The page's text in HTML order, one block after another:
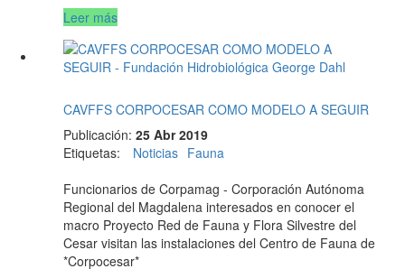
Leer más
CAVFFS CORPOCESAR COMO MODELO A SEGUIR
Publicación: 25 Abr 2019
Etiquetas: Noticias Fauna
Funcionarios de Corpamag - Corporación Autónoma
Regional del Magdalena interesados en conocer el
macro Proyecto Red de Fauna y Flora Silvestre del
Cesar visitan las instalaciones del Centro de Fauna de
*Corpocesar*